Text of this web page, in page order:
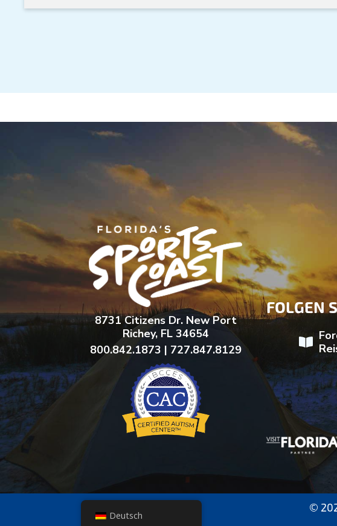
8731 Citizens Dr. New Port
Richey, FL 34654
800.842.1873 | 727.847.8129
FOLGEN
©
Deutsch